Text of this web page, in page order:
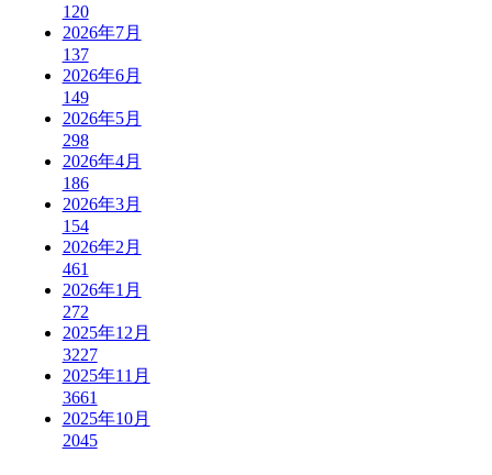
120
2026年7月
137
2026年6月
149
2026年5月
298
2026年4月
186
2026年3月
154
2026年2月
461
2026年1月
272
2025年12月
3227
2025年11月
3661
2025年10月
2045